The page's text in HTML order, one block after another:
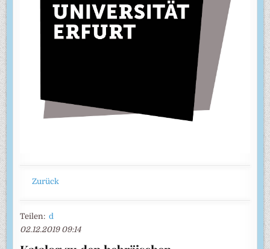
Zurück
Teilen:d
02.12.2019 09:14